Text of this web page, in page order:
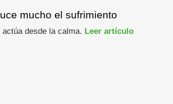
mucho el sufrimiento
desde la calma. Leer artículo